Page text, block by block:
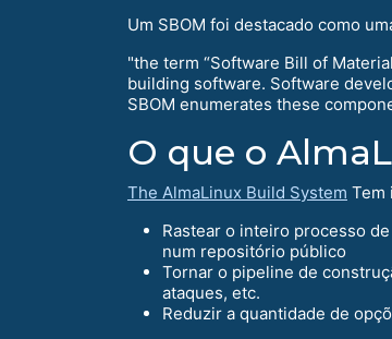
Um SBOM foi destacado como
"the term “Software Bill of
building software. Software
SBOM enumerates these
O que o
The AlmaLinux Build System Tem
Rastear o inteiro processo
num repositório público
Tornar o pipeline de
ataques, etc.
Reduzir a quantidade de